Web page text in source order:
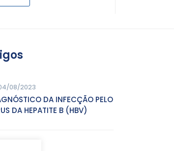
08/2023
DA INFECÇÃO PELO
DA HEPATITE B (HBV)